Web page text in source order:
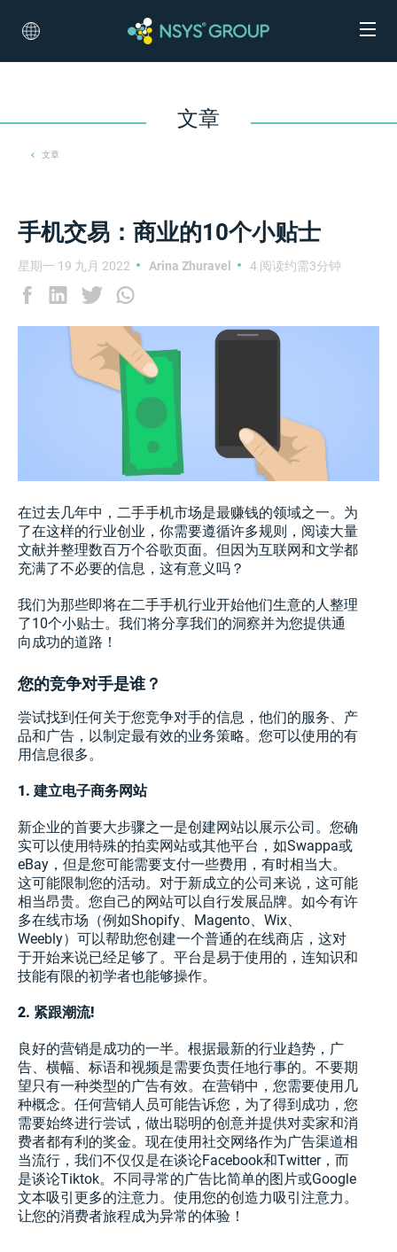
文章
文章
手机交易：商业的10个小贴士
星期一 19 九月 2022 Arina Zhuravel 4 阅读约需3分钟
在过去几年中，二手手机市场是最赚钱的领域之一。为
了在这样的行业创业，你需要遵循许多规则，阅读大量
文献并整理数百万个谷歌页面。但因为互联网和文学都
充满了不必要的信息，这有意义吗？
我们为那些即将在二手手机行业开始他们生意的人整理
了10个小贴士。我们将分享我们的洞察并为您提供通
向成功的道路！
您的竞争对手是谁？
尝试找到任何关于您竞争对手的信息，他们的服务、产
品和广告，以制定最有效的业务策略。您可以使用的有
用信息很多。
1. 建立电子商务网站
新企业的首要大步骤之一是创建网站以展示公司。您确
实可以使用特殊的拍卖网站或其他平台，如Swappa或
eBay，但是您可能需要支付一些费用，有时相当大。
这可能限制您的活动。对于新成立的公司来说，这可能
相当昂贵。您自己的网站可以自行发展品牌。如今有许
多在线市场（例如Shopify、Magento、Wix、
Weebly）可以帮助您创建一个普通的在线商店，这对
于开始来说已经足够了。平台是易于使用的，连知识和
技能有限的初学者也能够操作。
2. 紧跟潮流!
良好的营销是成功的一半。根据最新的行业趋势，广
告、横幅、标语和视频是需要负责任地行事的。不要期
望只有一种类型的广告有效。在营销中，您需要使用几
种概念。任何营销人员可能告诉您，为了得到成功，您
需要始终进行尝试，做出聪明的创意并提供对卖家和消
费者都有利的奖金。现在使用社交网络作为广告渠道相
当流行，我们不仅仅是在谈论Facebook和Twitter，而
是谈论Tiktok。不同寻常的广告比简单的图片或Google
文本吸引更多的注意力。使用您的创造力吸引注意力。
让您的消费者旅程成为异常的体验！